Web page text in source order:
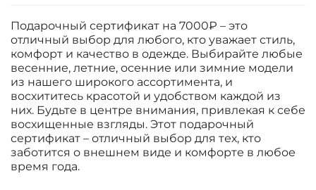
Подарочный сертификат на 7000₽ – это
отличный выбор для любого, кто уважает стиль,
комфорт и качество в одежде. Выбирайте любые
весенние, летние, осенние или зимние модели
из нашего широкого ассортимента, и
восхититесь красотой и удобством каждой из
них. Будьте в центре внимания, привлекая к себе
восхищенные взгляды. Этот подарочный
сертификат – отличный выбор для тех, кто
заботится о внешнем виде и комфорте в любое
время года.